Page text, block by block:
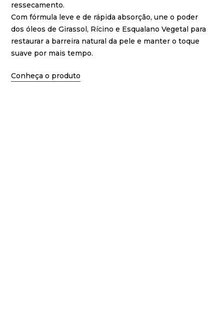
ressecamento.
Com fórmula leve e de rápida absorção, une o poder
dos óleos de Girassol, Rícino e Esqualano Vegetal para
restaurar a barreira natural da pele e manter o toque
suave por mais tempo.
Conheça o produto